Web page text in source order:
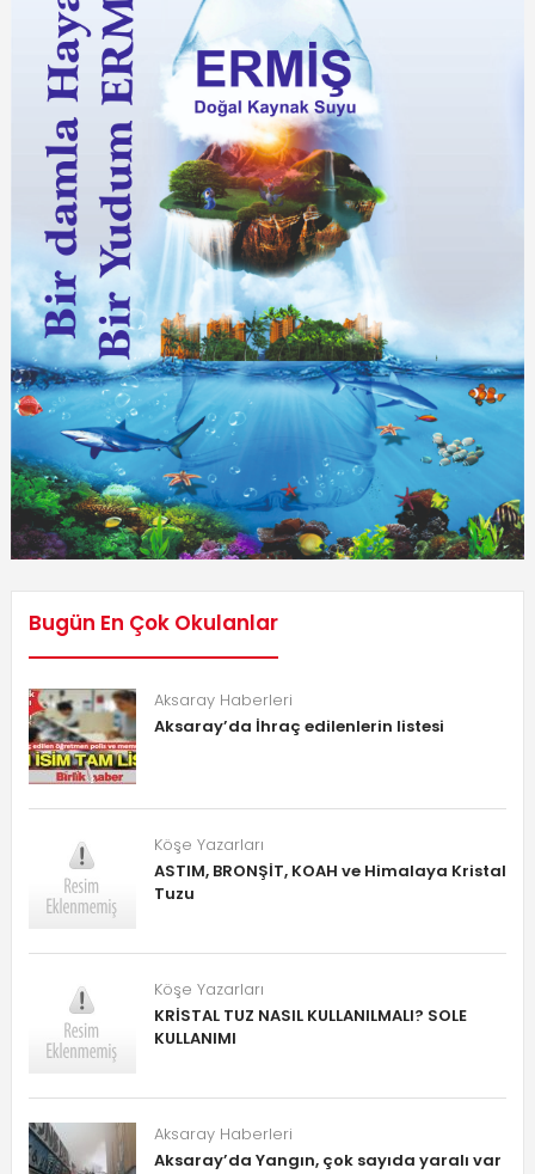
Bugün En Çok Okulanlar
Aksaray Haberleri
Aksaray’da İhraç edilenlerin listesi
Köşe Yazarları
ASTIM, BRONŞİT, KOAH ve Himalaya Kristal
Tuzu
Köşe Yazarları
KRİSTAL TUZ NASIL KULLANILMALI? SOLE
KULLANIMI
Aksaray Haberleri
Aksaray’da Yangın, çok sayıda yaralı var